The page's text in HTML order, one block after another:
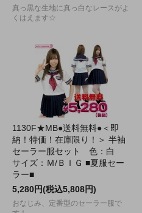
真っ黒な生地に真っ白なレースがよ
くはえます☆
1130F★MB●送料無料●＜即
納！特価！在庫限り！＞ 半袖
セーラー服セット 色：白
サイズ：Ｍ/ＢＩＧ ■夏服セー
ラー■
5,280円(税込5,808円)
おなじみ、定番型のセーラー服で